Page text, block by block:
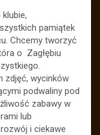
pamiątek
Chcemy tworzyć
o Zagłębiu
zdjęć, wycinków
podwaliny pod
zabawy w
lub
i ciekawe